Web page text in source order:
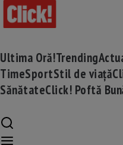
Ultima Oră!Trending
TimeSportStil de viață
SănătateClick! Poftă